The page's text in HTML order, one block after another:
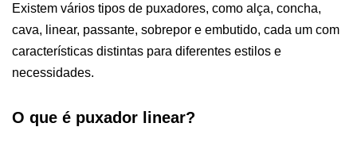
Existem vários tipos de puxadores, como alça, concha,
cava, linear, passante, sobrepor e embutido, cada um com
características distintas para diferentes estilos e
necessidades.
O que é puxador linear?